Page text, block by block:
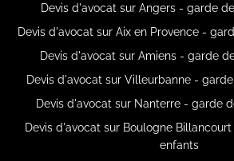
Devis d'avocat sur Angers - garde
Devis d'avocat sur Aix en Provence -
Devis d'avocat sur Amiens - garde
Devis d'avocat sur Villeurbanne -
Devis d'avocat sur Nanterre - garde
Devis d'avocat sur Boulogne
enfants